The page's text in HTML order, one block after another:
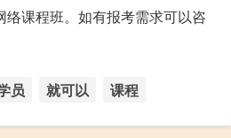
课程班。如有报考需求可以咨
员 就可以 课程